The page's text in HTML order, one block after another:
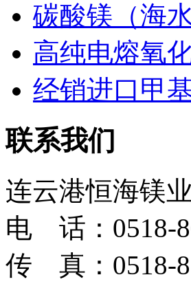
碳酸镁（海
高纯电熔氧
经销进口甲
联系我们
连云港恒海镁
电 话：0518-
传 真：0518-